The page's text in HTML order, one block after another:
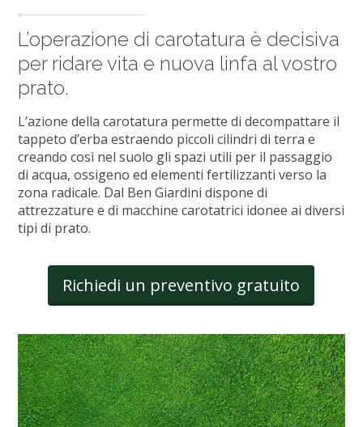
L’operazione di carotatura è decisiva
per ridare vita e nuova linfa al vostro
prato.
L’azione della carotatura permette di decompattare il
tappeto d’erba estraendo piccoli cilindri di terra e
creando così nel suolo gli spazi utili per il passaggio
di acqua, ossigeno ed elementi fertilizzanti verso la
zona radicale. Dal Ben Giardini dispone di
attrezzature e di macchine carotatrici idonee ai diversi
tipi di prato.
Richiedi un preventivo gratuito